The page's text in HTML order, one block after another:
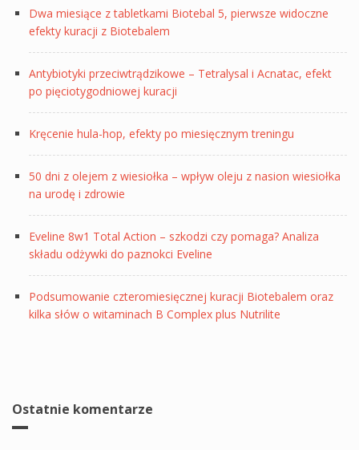
Dwa miesiące z tabletkami Biotebal 5, pierwsze widoczne
efekty kuracji z Biotebalem
Antybiotyki przeciwtrądzikowe – Tetralysal i Acnatac, efekt
po pięciotygodniowej kuracji
Kręcenie hula-hop, efekty po miesięcznym treningu
50 dni z olejem z wiesiołka – wpływ oleju z nasion wiesiołka
na urodę i zdrowie
Eveline 8w1 Total Action – szkodzi czy pomaga? Analiza
składu odżywki do paznokci Eveline
Podsumowanie czteromiesięcznej kuracji Biotebalem oraz
kilka słów o witaminach B Complex plus Nutrilite
Ostatnie komentarze